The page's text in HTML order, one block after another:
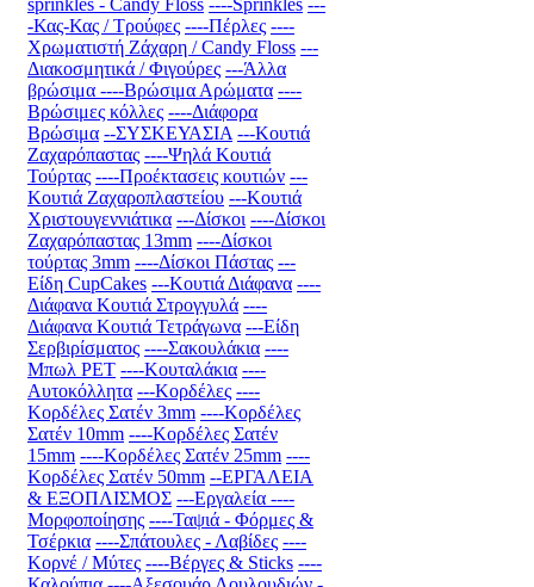
sprinkles - Candy Floss ----Sprinkles ---
-Κας-Κας / Τρούφες ----Πέρλες ----
Χρωματιστή Ζάχαρη / Candy Floss ---
Διακοσμητικά / Φιγούρες ---Άλλα
βρώσιμα ----Βρώσιμα Αρώματα ----
Βρώσιμες κόλλες ----Διάφορα
Βρώσιμα --ΣΥΣΚΕΥΑΣΙΑ ---Κουτιά
Ζαχαρόπαστας ----Ψηλά Κουτιά
Τούρτας ----Προέκτασεις κουτιών ---
Κουτιά Ζαχαροπλαστείου ---Κουτιά
Χριστουγεννιάτικα ---Δίσκοι ----Δίσκοι
Ζαχαρόπαστας 13mm ----Δίσκοι
τούρτας 3mm ----Δίσκοι Πάστας ---
Είδη CupCakes ---Κουτιά Διάφανα ----
Διάφανα Κουτιά Στρογγυλά ----
Διάφανα Κουτιά Τετράγωνα ---Είδη
Σερβιρίσματος ----Σακουλάκια ----
Μπωλ PET ----Κουταλάκια ----
Αυτοκόλλητα ---Κορδέλες ----
Κορδέλες Σατέν 3mm ----Κορδέλες
Σατέν 10mm ----Κορδέλες Σατέν
15mm ----Κορδέλες Σατέν 25mm ----
Κορδέλες Σατέν 50mm --ΕΡΓΑΛΕΙΑ
& ΕΞΟΠΛΙΣΜΟΣ ---Εργαλεία ----
Μορφοποίησης ----Ταψιά - Φόρμες &
Τσέρκια ----Σπάτουλες - Λαβίδες ----
Κορνέ / Μύτες ----Βέργες & Sticks ----